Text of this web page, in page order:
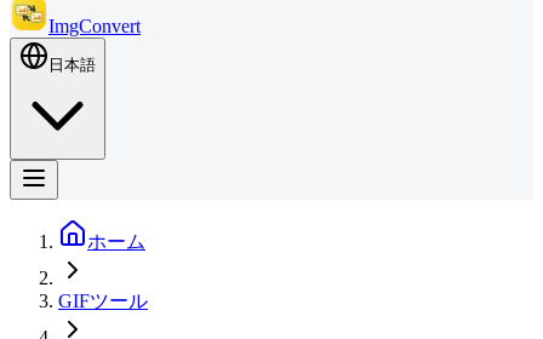
ImgConvert
日本語
ホーム
GIFツール